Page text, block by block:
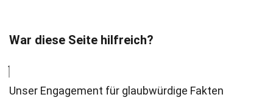
War diese Seite hilfreich?
Unser Engagement für glaubwürdige Fakten